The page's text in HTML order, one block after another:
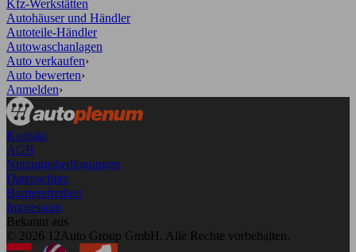
Kfz-Werkstätten
Autohäuser und Händler
Autoteile-Händler
Autowaschanlagen
Auto verkaufen›
Auto bewerten›
Anmelden›
Kontakt
AGB
Nutzungsbedingungen
Datenschutz
Barrierefreiheit
Impressum
Bekannt aus
© 2026 12Auto Group GmbH. Alle Rechte vorbehalten.